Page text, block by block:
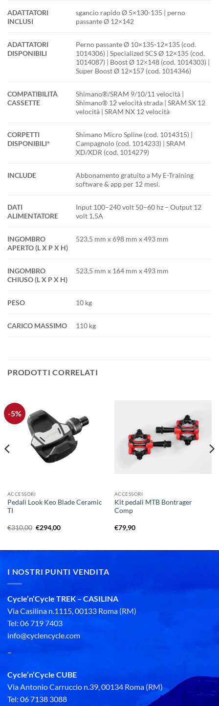
ADATTATORI
INCLUSI
sgancio rapido Ø 5×130-135 | perno
passante Ø 12×142
ADATTATORI
DISPONIBILI
Perno passante Ø 10×135-12×135 (cod.
1014306) | Specialized SCS Ø 12×135 (cod.
1014087) | Boost Ø 12×148 (cod. 1014303) |
Super Boost Ø 12×157 (cod. 1014346)
COMPATIBILITÀ
CASSETTE
Shimano®/SRAM 9/10/11 velocità |
Shimano® 12 velocità strada | SRAM SX 12
velocità | SRAM NX 12 velocità
CORPETTI
DISPONIBILI*
Shimano Micro Spline (cod. 1014315) |
Campagnolo (cod. 1014233) | SRAM
XD/XDR (cod. 1014279)
INCLUDE
Abbonamento gratuito a My E-Training
software & app per 12 mesi.
DATI
ALIMENTATORE
Input 100–240 volt 50–60 hz – Output 12
volt 1,5A
INGOMBRO
APERTO (L X P X H)
523,5 mm x 698 mm x 493 mm
INGOMBRO
CHIUSO (L X P X H)
523,5 mm x 164 mm x 493 mm
PESO 10 kg
CARICO MASSIMO 110 kg
PRODOTTI CORRELATI
-5%
ACCESSORI
Pedali Look Keo Blade Ceramic
TI
€310,00 Il
prezzo
€310,00.
€294,00Il
€294,00.
ACCESSORI
Kit pedali MTB Bontrager
Comp
€79,90
I NOSTRI PUNTI VENDITA
Cycle’n’Cycle TREK – CASILINA
Via Casilina n.1115, 00133 Roma (RM)
Tel: 06 719 7403
info@cyclencycle.com
–
Cycle’n’Cycle CUBE
Via Antonio Carruccio n.39, 00134 Roma (RM)
Tel: 06 7138 3088